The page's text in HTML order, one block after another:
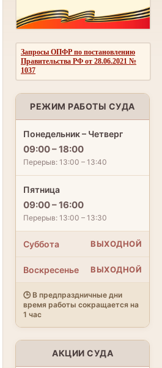
Запросы ОПФР по постановлению
Правительства РФ от 28.06.2021 №
1037
РЕЖИМ РАБОТЫ СУДА
Понедельник – Четверг
09:00 – 18:00
Перерыв: 13:00 – 13:40
Пятница
09:00 – 16:00
Перерыв: 13:00 – 13:30
Суббота ВЫХОДНОЙ
Воскресенье ВЫХОДНОЙ
🕒 В предпраздничные дни
время работы сокращается на
1 час
АКЦИИ СУДА